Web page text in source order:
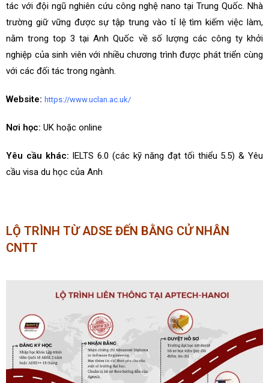
tác với đội ngũ nghiên cứu công nghệ nano tại Trung Quốc. Nhà
trường giữ vững được sự tập trung vào tỉ lệ tìm kiếm việc làm,
nằm trong top 3 tại Anh Quốc về số lượng các công ty khởi
nghiệp của sinh viên với nhiều chương trình được phát triển cùng
với các đối tác trong ngành.
Website: https://www.uclan.ac.uk/
Nơi học: UK hoặc online
Yêu cầu khác: IELTS 6.0 (các kỹ năng đạt tối thiểu 5.5) & Yêu
cầu visa du học của Anh
LỘ TRÌNH TỪ ADSE ĐẾN BẰNG CỬ NHÂN
CNTT